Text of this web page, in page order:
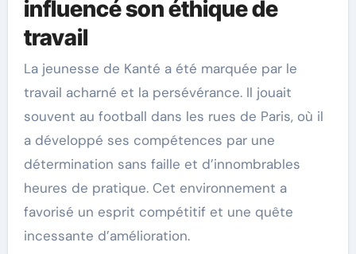
influencé son éthique de
travail
La jeunesse de Kanté a été marquée par le
travail acharné et la persévérance. Il jouait
souvent au football dans les rues de Paris, où il
a développé ses compétences par une
détermination sans faille et d’innombrables
heures de pratique. Cet environnement a
favorisé un esprit compétitif et une quête
incessante d’amélioration.